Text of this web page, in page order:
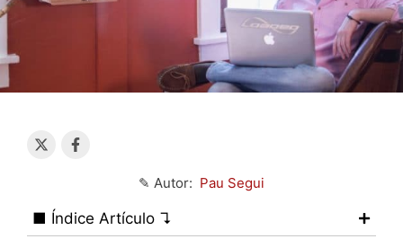
✎ Autor: Pau Segui
■ Índice Artículo ↴